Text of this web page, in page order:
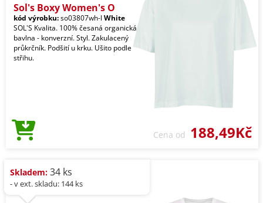
Sol's Boxy Women's O
kód výrobku:so03807wh-l White
SOL'S Kvalita. 100% česaná organická
bavlna - konverzní. Styl. Zakulacený
průkrčník. Podšití u krku. Ušito podle
střihu.
Cena od 188,49Kč
Skladem: 34 ks
- v ext. skladu: 144 ks